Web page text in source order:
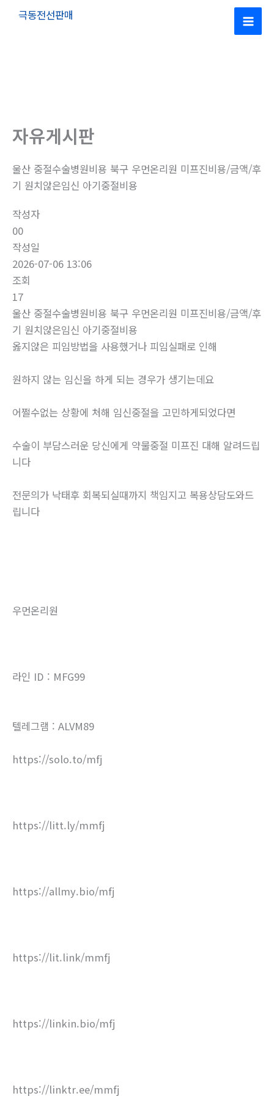
극동전선판매
Main
자유게시판
울산 중절수술병원비용 북구 우먼온리원 미프진비용/금액/후
기 원치않은임신 아기중절비용
작성자
00
작성일
2026-07-06 13:06
조회
17
울산 중절수술병원비용 북구 우먼온리원 미프진비용/금액/후
기 원치않은임신 아기중절비용
옳지않은 피임방법을 사용했거나 피임실패로 인해
원하지 않는 임신을 하게 되는 경우가 생기는데요
어쩔수없는 상황에 처해 임신중절을 고민하게되었다면
수술이 부담스러운 당신에게 약물중절 미프진 대해 알려드립
니다
전문의가 낙태후 회복되실때까지 책임지고 복용상담도와드
립니다
우먼온리원
라인 ID : MFG99
텔레그램 : ALVM89
https://solo.to/mfj
https://litt.ly/mmfj
https://allmy.bio/mfj
https://lit.link/mmfj
https://linkin.bio/mfj
https://linktr.ee/mmfj